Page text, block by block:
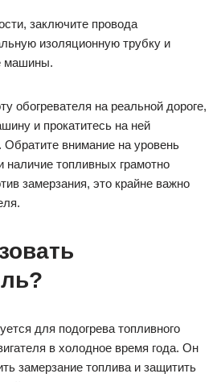
заключите провода
изоляционную трубку и
машины.
обогревателя на реальной дороге,
и прокатитесь на ней
Обратите внимание на уровень
наличие топливных грамотно
замерзания, это крайне важно
для подогрева топливного
в холодное время года. Он
замерзание топлива и защитить